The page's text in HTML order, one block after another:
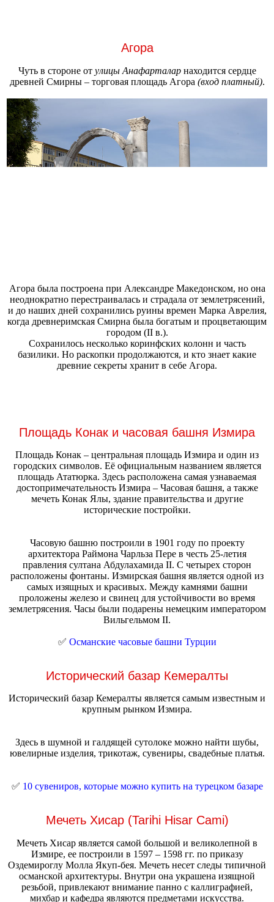
Агора
Чуть в стороне от улицы Анафарталарнаходится сердце
древней Смирны – торговая площадь Агора (вход платный).
Агора была построена при Александре Македонском, но она
неоднократно перестраивалась и страдала от землетрясений,
и до наших дней сохранились руины времен Марка Аврелия,
когда древнеримская Смирна была богатым и процветающим
городом (II в.).
Сохранилось несколько коринфских колонн и часть
базилики. Но раскопки продолжаются, и кто знает какие
древние секреты хранит в себе Агора.
Площадь Конак и часовая башня Измира
Площадь Конак – центральная площадь Измира и один из
городских символов. Её официальным названием является
площадь Ататюрка. Здесь расположена самая узнаваемая
достопримечательность Измира – Часовая башня, а также
мечеть Конак Ялы, здание правительства и другие
исторические постройки.
Часовую башню построили в 1901 году по проекту
архитектора Раймона Чарльза Пере в честь 25-летия
правления султана Абдулахамида II. С четырех сторон
расположены фонтаны. Измирская башня является одной из
самых изящных и красивых. Между камнями башни
проложены железо и свинец для устойчивости во время
землетрясения. Часы были подарены немецким императором
Вильгельмом II.
✅ Османские часовые башни Турции
Исторический базар Кемералты
Исторический базар Кемералты является самым известным и
крупным рынком Измира.
Здесь в шумной и галдящей сутолоке можно найти шубы,
ювелирные изделия, трикотаж, сувениры, свадебные платья.
✅ 10 сувениров, которые можно купить на турецком базаре
Мечеть Хисар (Tarihi Hisar Cami)
Мечеть Хисар является самой большой и великолепной в
Измире, ее построили в 1597 – 1598 гг. по приказу
Оздемироглу Молла Якуп-бея. Мечеть несет следы типичной
османской архитектуры. Внутри она украшена изящной
резьбой, привлекают внимание панно с каллиграфией,
михбар и кафедра являются предметами искусства.